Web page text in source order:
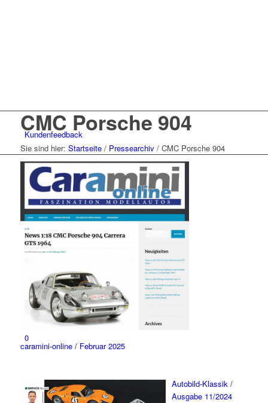
Kundenfeedback
Menü
0
CMC Porsche 904
Sie sind hier: Startseite / Pressearchiv / CMC Porsche 904
caramini-online / Februar 2025
Autobild-Klassik /
Ausgabe 11/2024